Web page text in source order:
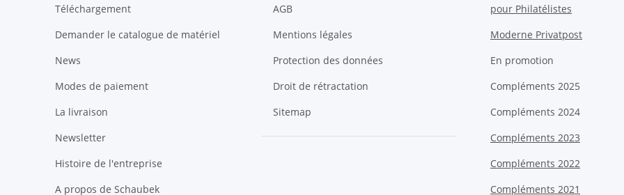
Téléchargement
Demander le catalogue de matériel
News
Modes de paiement
La livraison
Newsletter
Histoire de l'entreprise
A propos de Schaubek
AGB
Mentions légales
Protection des données
Droit de rétractation
Sitemap
pour Philatélistes
Moderne Privatpost
En promotion
Compléments 2025
Compléments 2024
Compléments 2023
Compléments 2022
Compléments 2021